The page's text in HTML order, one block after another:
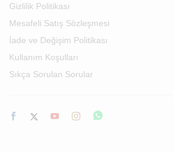
Gizlilik Politikası
Mesafeli Satış Sözleşmesi
İade ve Değişim Politikası
Kullanım Koşulları
Sıkça Sorulan Sorular